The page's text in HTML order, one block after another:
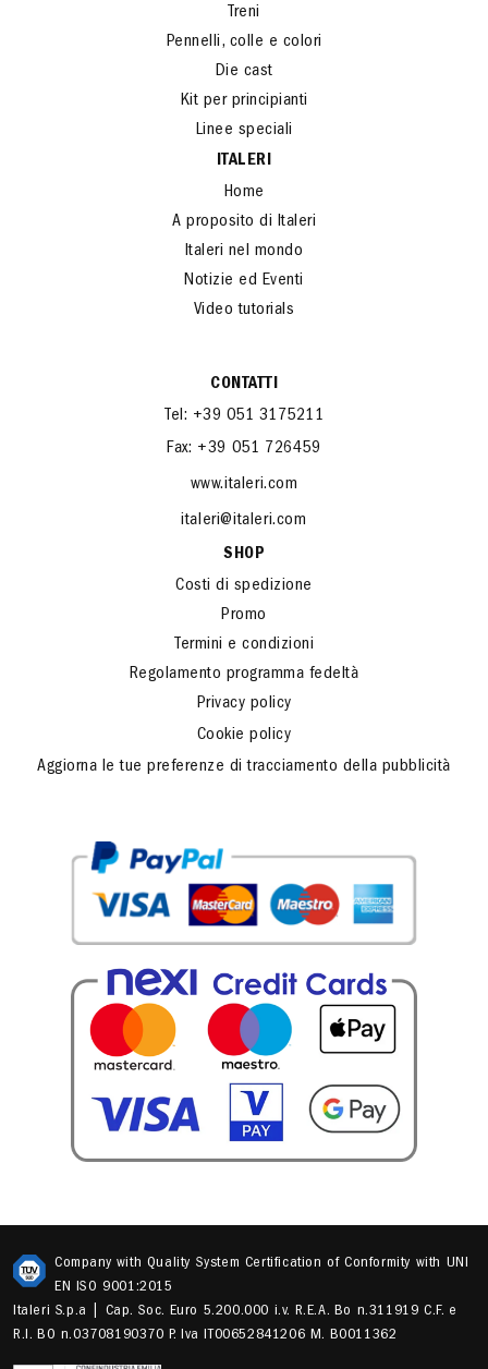
Treni
Pennelli, colle e colori
Die cast
Kit per principianti
Linee speciali
ITALERI
Home
A proposito di Italeri
Italeri nel mondo
Notizie ed Eventi
Video tutorials
CONTATTI
Tel: +39 051 3175211
Fax: +39 051 726459
www.italeri.com
italeri@italeri.com
SHOP
Costi di spedizione
Promo
Termini e condizioni
Regolamento programma fedeltà
Privacy policy
Cookie policy
Aggiorna le tue preferenze di tracciamento della pubblicità
Company with Quality System Certification of Conformity with UNI
EN ISO 9001:2015
Italeri S.p.a | Cap. Soc. Euro 5.200.000 i.v. R.E.A. Bo n.311919 C.F. e
R.I. BO n.03708190370 P. Iva IT00652841206 M. B0011362